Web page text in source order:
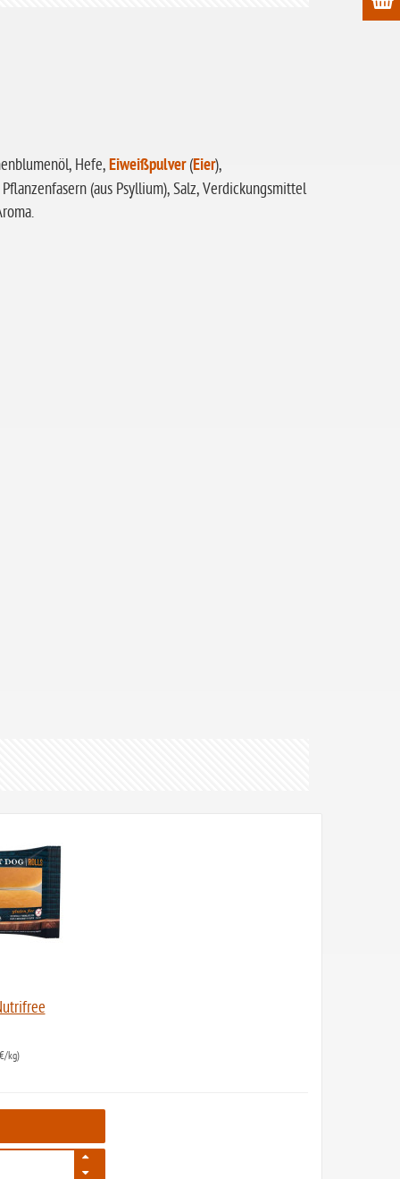
Hefe,Eiweißpulver(Eier),
(aus Psyllium), Salz, Verdickungsmittel
kg)
2578